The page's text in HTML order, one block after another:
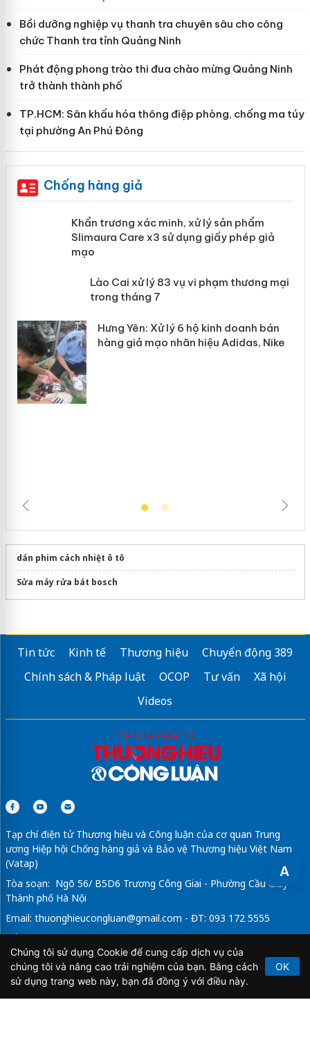
A
Bồi dưỡng nghiệp vụ thanh tra chuyên sâu cho công
chức Thanh tra tỉnh Quảng Ninh
Phát động phong trào thi đua chào mừng Quảng Ninh
trở thành thành phố
TP.HCM: Sân khấu hóa thông điệp phòng, chống ma túy
tại phường An Phú Đông
Chống hàng giả
Khẩn trương xác minh, xử lý sản phẩm
Slimaura Care x3 sử dụng giấy phép giả
mạo
Lào Cai xử lý 83 vụ vi phạm thương
mại trong tháng 7
dán phim cách nhiệt ô tô
Sửa máy rửa bát bosch
Tin tức Kinh tế Thương hiệu
Chuyển động 389
Chính sách & Pháp luật
OCOP Tư vấn
Xã hội
Videos
Tạp chí điện tử Thương hiệu và Công luận của cơ quan Trung
ương Hiệp hội Chống hàng giả và Bảo vệ Thương hiệu Việt Nam
(Vatap)
Tòa soạn: Ngõ 56/ B5D6 Trương Công Giai - Phường Cầu Giấy -
Thành phố Hà Nội
Email: thuonghieucongluan@gmail.com - ĐT: 093 172 5555
Tổng Biên Tập: Vũ Đức Thuận
Giấy phép hoạt động báo chí điện tử số 64/GP-BTTTT do Bộ
Thông tin và Truyền thông cấp ngày 21/2/2020.
Chúng tôi sử dụng Cookie để cung cấp dịch vụ của
chúng tôi và nâng cao trải nghiệm của bạn. Bằng cách
sử dụng trang web này, bạn đã đồng ý với điều này.
OK